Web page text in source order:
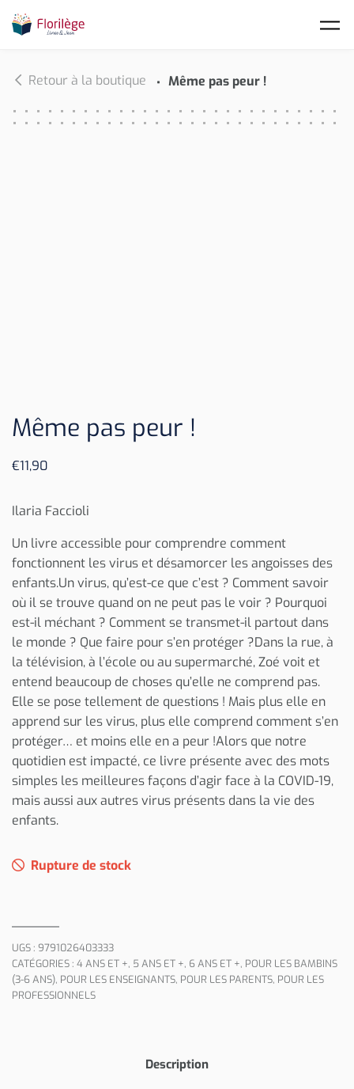
Retour à la boutique Même pas peur !
Même pas peur !
€11,90
Ilaria Faccioli
Un livre accessible pour comprendre comment
fonctionnent les virus et désamorcer les angoisses des
enfants.Un virus, qu’est-ce que c’est ? Comment savoir
où il se trouve quand on ne peut pas le voir ? Pourquoi
est-il méchant ? Comment se transmet-il partout dans
le monde ? Que faire pour s’en protéger ?Dans la rue, à
la télévision, à l’école ou au supermarché, Zoé voit et
entend beaucoup de choses qu’elle ne comprend pas.
Elle se pose tellement de questions ! Mais plus elle en
apprend sur les virus, plus elle comprend comment s’en
protéger… et moins elle en a peur !Alors que notre
quotidien est impacté, ce livre présente avec des mots
simples les meilleures façons d’agir face à la COVID-19,
mais aussi aux autres virus présents dans la vie des
enfants.
Rupture de stock
UGS : 9791026403333
CATÉGORIES : 4 ANS ET +, 5 ANS ET +, 6 ANS ET +, POUR LES BAMBINS
(3-6 ANS), POUR LES ENSEIGNANTS, POUR LES PARENTS, POUR LES
PROFESSIONNELS
Description